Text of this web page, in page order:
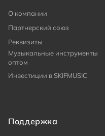
О компании
Партнерский союз
Реквизиты
Музыкальные инструменты
оптом
Инвестиции в SKIFMUSIC
Поддержка